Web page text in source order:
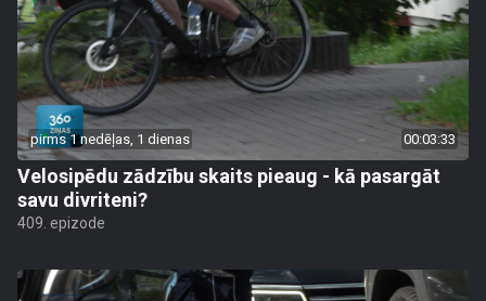
pirms 1 nedēļas, 1 dienas 00:03:33
Velosipēdu zādzību skaits pieaug - kā pasargāt
savu divriteni?
409. epizode